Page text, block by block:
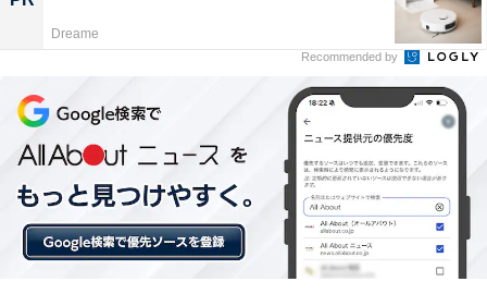
第2位：「ドイツ戦・堂安選手のゴール」（46票）
2位には同じくグループリーグ第1戦・ドイツ戦での堂安
律選手の同点ゴールが選ばれました。左サイド深くに抜
け出した南野拓実選手のクロスがこぼれたところを見逃
さす、1点先行された場面でチームに勢いをもたらし、
歴史的な勝利につなげました。
Dreame
Recommended by